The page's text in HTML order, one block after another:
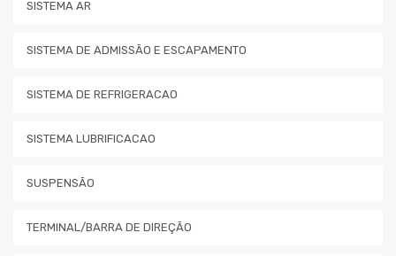
SISTEMA AR
SISTEMA DE ADMISSÃO E ESCAPAMENTO
SISTEMA DE REFRIGERACAO
SISTEMA LUBRIFICACAO
SUSPENSÃO
TERMINAL/BARRA DE DIREÇÃO